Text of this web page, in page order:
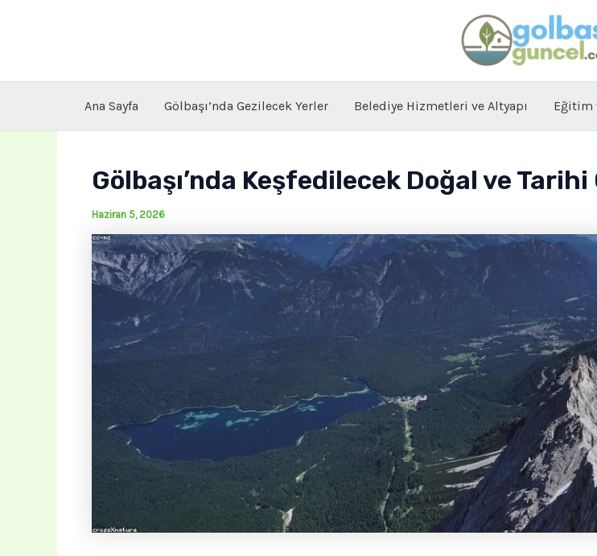
Ana Sayfa Gölbaşı’nda Gezilecek Yerler Belediye Hizmetleri ve Altyapı Eğitim
Gölbaşı’nda Keşfedilecek Doğal ve
Haziran 5, 2026